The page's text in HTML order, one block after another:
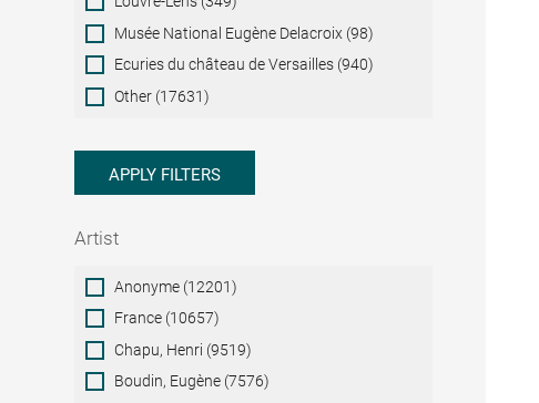
Musée National Eugène Delacroix (98)
Ecuries du château de Versailles (940)
Other (17631)
APPLY FILTERS
Artist
ArtistAnonyme (12201)
France (10657)
Chapu, Henri (9519)
Boudin, Eugène (7576)